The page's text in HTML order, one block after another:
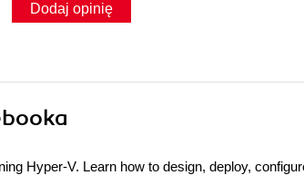
Dodaj opinię
Hyper-V. Learn how to design, deploy,